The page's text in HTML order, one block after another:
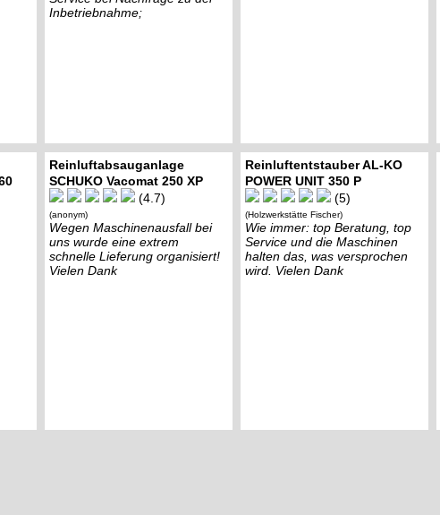
Inbetriebnahme;
Reinluftabsauganlage
SCHUKO Vacomat 250 XP
(4.7)
(anonym)
Wegen Maschinenausfall bei
uns wurde eine extrem
schnelle Lieferung organisiert!
Vielen Dank
Reinluftentstauber AL-KO
POWER UNIT 350 P
(5)
(Holzwerkstätte Fischer)
Wie immer: top Beratung, top
Service und die Maschinen
halten das, was versprochen
wird. Vielen Dank